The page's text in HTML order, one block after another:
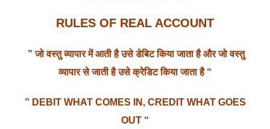
RULES OF REAL ACCOUNT
”जो वस्तु व्यापार में आती है उसे डेबिट किया जाता है और जो वस्तु
व्यापार से जाती है उसे क्रेडिट किया जाता है “
” DEBIT WHAT COMES IN, CREDIT WHAT GOES
OUT “